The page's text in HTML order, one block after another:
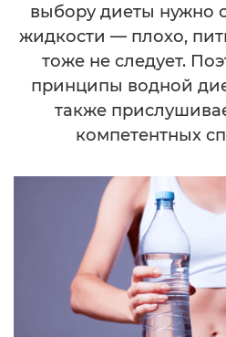
выбору диеты нужно
жидкости — плохо,
тоже не следует.
принципы водной
также
компетентных